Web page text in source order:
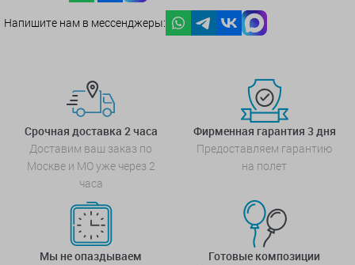
Напишите нам в мессенджеры:
Срочная доставка 2 часа
Доставим ваш заказ по
Москве и МО уже через 2
часа
Фирменная гарантия 3 дня
Предоставляем гарантию
на полет
Мы не опаздываем
Готовые композиции